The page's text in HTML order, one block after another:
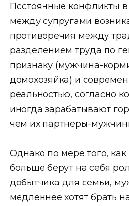
Постоянные конфликты
между супругами
противоречия между
разделением труда по
признаку (мужчина-
домохозяйка) и
реальностью, согласно
иногда зарабатывают
чем их партнеры-
Однако по мере того,
больше берут на себя
добытчика для семьи,
медленнее хотят брать